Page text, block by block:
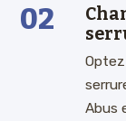
02
Abus